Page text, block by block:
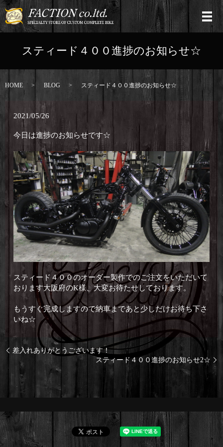
スティード４００進捗のお知らせ☆
HOME BLOG スティード４００進捗のお知らせ☆
2021/05/26
今日は進捗のお知らせです☆
スティード４００のオーダー製作でのご注文をいただいて
おります大阪府のK様、大変お待たせしております。
もうすぐ完成しますので納車まであと少しだけお待ち下さ
いね☆
差入れありがとうございます！
スティード４００進捗のお知らせ2☆